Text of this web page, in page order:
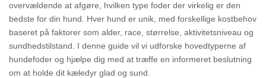
overvældende at afgøre, hvilken type foder der virkelig er den
bedste for din hund. Hver hund er unik, med forskellige kostbehov
baseret på faktorer som alder, race, størrelse, aktivitetsniveau og
sundhedstilstand. I denne guide vil vi udforske hovedtyperne af
hundefoder og hjælpe dig med at træffe en informeret beslutning
om at holde dit kæledyr glad og sund.